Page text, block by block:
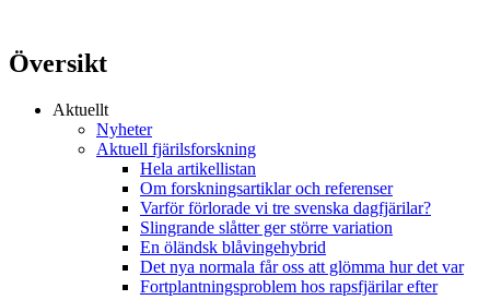
Översikt
Aktuellt
Nyheter
Aktuell fjärilsforskning
Hela artikellistan
Om forskningsartiklar och referenser
Varför förlorade vi tre svenska dagfjärilar?
Slingrande slåtter ger större variation
En öländsk blåvingehybrid
Det nya normala får oss att glömma hur det var
Fortplantningsproblem hos rapsfjärilar efter